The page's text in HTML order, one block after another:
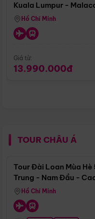
Kuala Lumpur -
Singapore
Hồ Chí Minh
Giá từ:
13.990.000đ
TOUR CHÂU Á
Tour Đài Loan Mùa
Trung - Nam Đầu -
Hồ Chí Minh